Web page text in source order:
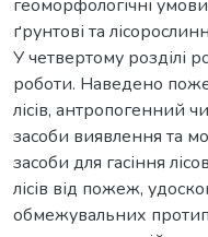
геоморфологічні
ґрунтові та
У четвертому розділі
роботи. Наведено
лісів, антропогенний
засоби виявлення та
засоби для гасіння
лісів від пожеж,
обмежувальних